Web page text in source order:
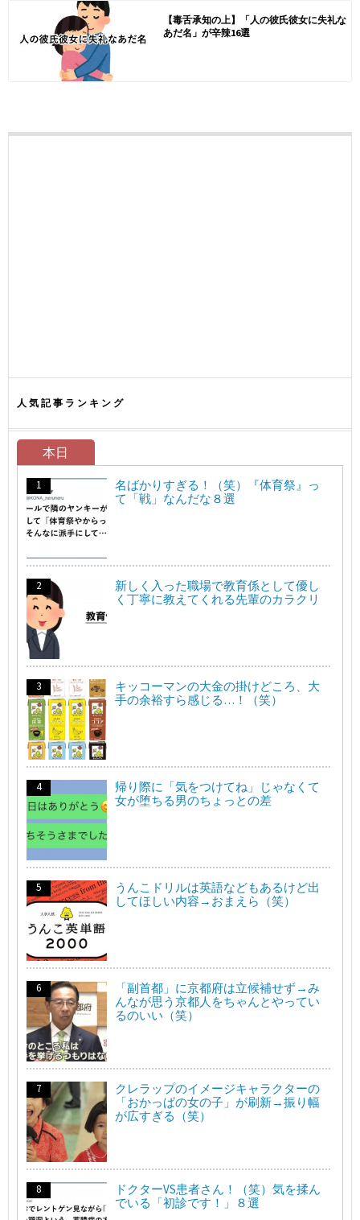
【毒舌承知の上】「人の彼氏彼女に失礼な
あだ名」が辛辣16選
人気記事ランキング
本日
名ばかりすぎる！（笑）『体育祭』っ
て「戦」なんだな８選
新しく入った職場で教育係として優し
く丁寧に教えてくれる先輩のカラクリ
キッコーマンの大金の掛けどころ、大
手の余裕すら感じる…！（笑）
帰り際に「気をつけてね」じゃなくて
女が堕ちる男のちょっとの差
うんこドリルは英語などもあるけど出
してほしい内容→おまえら（笑）
「副首都」に京都府は立候補せず→み
んなが思う京都人をちゃんとやってい
るのいい（笑）
クレラップのイメージキャラクターの
「おかっぱの女の子」が刷新→振り幅
が広すぎる（笑）
ドクターVS患者さん！（笑）気を揉ん
でいる「初診です！」８選